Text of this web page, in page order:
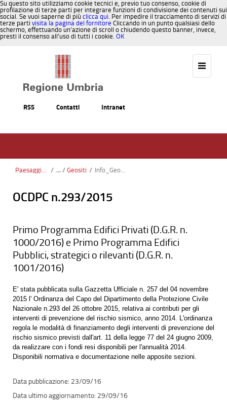
Su questo sito utilizziamo cookie tecnici e, previo tuo consenso, cookie di
profilazione di terze parti per integrare funzioni di condivisione dei contenuti sui
social. Se vuoi saperne di più clicca qui. Per impedire il tracciamento di servizi di
terze parti visita la pagina del fornitore Cliccando in un punto qualsiasi dello
schermo, effettuando un’azione di scroll o chiudendo questo banner, invece,
presti il consenso all’uso di tutti i cookie. OK
RSS Contatti Intranet
Paesaggio, Territorio, Urbanistica / Geositi / Info_Geositi
OCDPC n.293/2015
Primo Programma Edifici Privati (D.G.R. n.
1000/2016) e Primo Programma Edifici
Pubblici, strategici o rilevanti (D.G.R. n.
1001/2016)
E' stata pubblicata sulla Gazzetta Ufficiale n. 257 del 04 novembre
2015 l' Ordinanza del Capo del Dipartimento della Protezione Civile
Nazionale n.293 del 26 ottobre 2015, relativa ai contributi per gli
interventi di prevenzione del rischio sismico, anno 2014. L'ordinanza
regola le modalità di finanziamento degli interventi di prevenzione del
rischio sismico previsti dall'art. 11 della legge 77 del 24 giugno 2009,
da realizzare con i fondi resi disponibili per l'annualità 2014.
Disponibili normativa e documentazione nelle apposite sezioni.
23/09/16
29/09/16